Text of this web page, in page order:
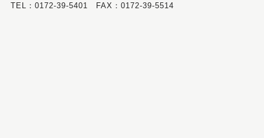
TEL：0172-39-5401 FAX：0172-39-5514